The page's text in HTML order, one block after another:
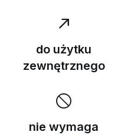
do użytku
zewnętrznego
nie wymaga